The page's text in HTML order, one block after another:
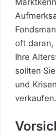
oft daran,
Ihre
sollten
und
verkaufen.